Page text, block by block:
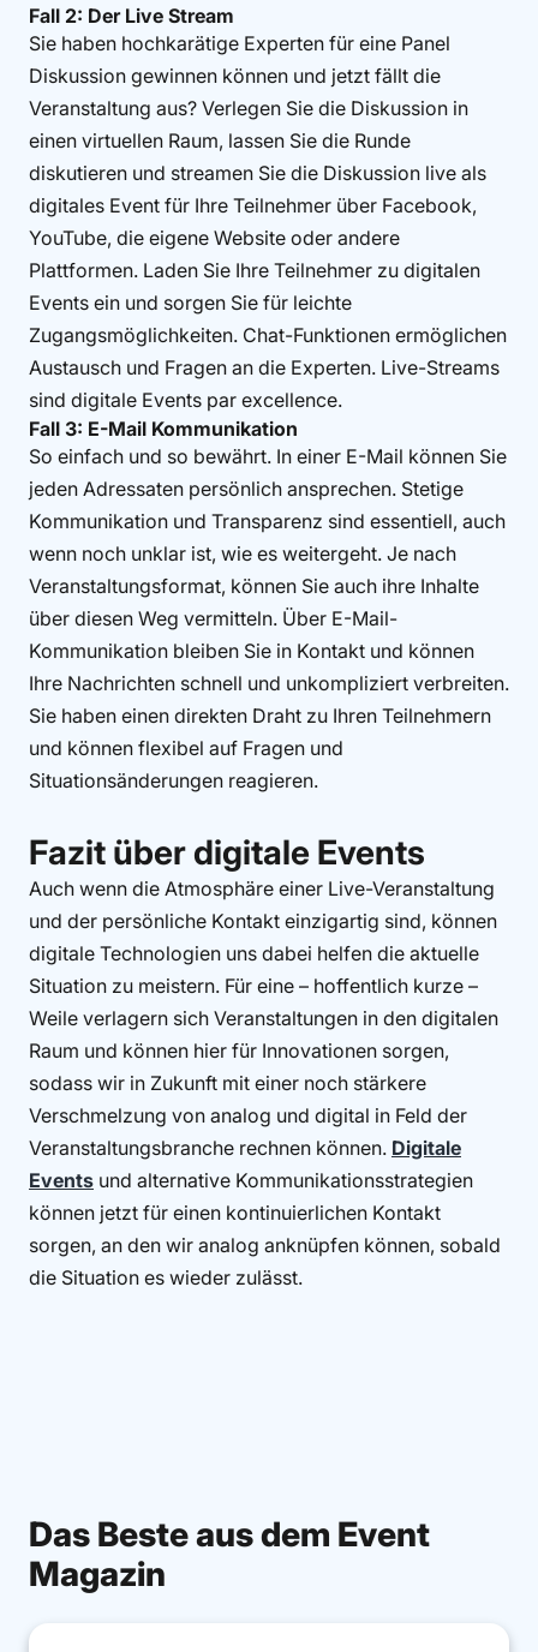
Fall 2: Der Live Stream
Sie haben hochkarätige Experten für eine Panel
Diskussion gewinnen können und jetzt fällt die
Veranstaltung aus? Verlegen Sie die Diskussion in
einen virtuellen Raum, lassen Sie die Runde
diskutieren und streamen Sie die Diskussion live als
digitales Event für Ihre Teilnehmer über Facebook,
YouTube, die eigene Website oder andere
Plattformen. Laden Sie Ihre Teilnehmer zu digitalen
Events ein und sorgen Sie für leichte
Zugangsmöglichkeiten. Chat-Funktionen ermöglichen
Austausch und Fragen an die Experten. Live-Streams
sind digitale Events par excellence.
Fall 3: E-Mail Kommunikation
So einfach und so bewährt. In einer E-Mail können Sie
jeden Adressaten persönlich ansprechen. Stetige
Kommunikation und Transparenz sind essentiell, auch
wenn noch unklar ist, wie es weitergeht. Je nach
Veranstaltungsformat, können Sie auch ihre Inhalte
über diesen Weg vermitteln. Über E-Mail-
Kommunikation bleiben Sie in Kontakt und können
Ihre Nachrichten schnell und unkompliziert verbreiten.
Sie haben einen direkten Draht zu Ihren Teilnehmern
und können flexibel auf Fragen und
Situationsänderungen reagieren.
Fazit über digitale Events
Auch wenn die Atmosphäre einer Live-Veranstaltung
und der persönliche Kontakt einzigartig sind, können
digitale Technologien uns dabei helfen die aktuelle
Situation zu meistern. Für eine – hoffentlich kurze –
Weile verlagern sich Veranstaltungen in den digitalen
Raum und können hier für Innovationen sorgen,
sodass wir in Zukunft mit einer noch stärkere
Verschmelzung von analog und digital in Feld der
Veranstaltungsbranche rechnen können. Digitale
Events und alternative Kommunikationsstrategien
können jetzt für einen kontinuierlichen Kontakt
sorgen, an den wir analog anknüpfen können, sobald
die Situation es wieder zulässt.
Das Beste aus dem Event
Magazin